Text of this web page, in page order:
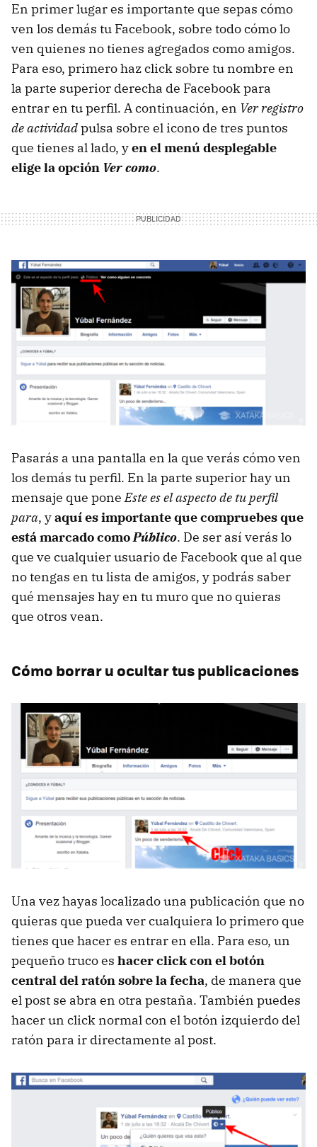
En primer lugar es importante que sepas cómo
ven los demás tu Facebook, sobre todo cómo lo
ven quienes no tienes agregados como amigos.
Para eso, primero haz click sobre tu nombre en
la parte superior derecha de Facebook para
entrar en tu perfil. A continuación, en Ver registro
de actividadpulsa sobre el icono de tres puntos
que tienes al lado, yen el menú desplegable
elige la opción Ver como.
Pasarás a una pantalla en la que verás cómo ven
los demás tu perfil. En la parte superior hay un
mensaje que poneEste es el aspecto de tu perfil
para, yaquí es importante que compruebes que
está marcado comoPúblico. De ser así verás lo
que ve cualquier usuario de Facebook que al que
no tengas en tu lista de amigos, y podrás saber
qué mensajes hay en tu muro que no quieras
que otros vean.
Cómo borrar u ocultar tus publicaciones
Una vez hayas localizado una publicación que no
quieras que pueda ver cualquiera lo primero que
tienes que hacer es entrar en ella. Para eso, un
pequeño truco es hacer click con el botón
central del ratón sobre la fecha, de manera que
el post se abra en otra pestaña. También puedes
hacer un click normal con el botón izquierdo del
ratón para ir directamente al post.